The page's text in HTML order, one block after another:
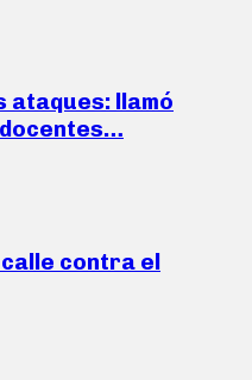
ataques: llamó
contra el